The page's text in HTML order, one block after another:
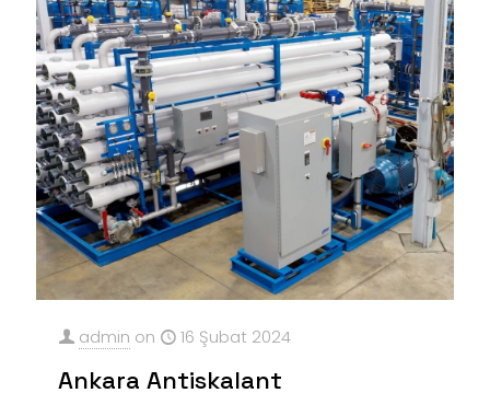
admin on 16 Şubat 2024
Ankara Antiskalant